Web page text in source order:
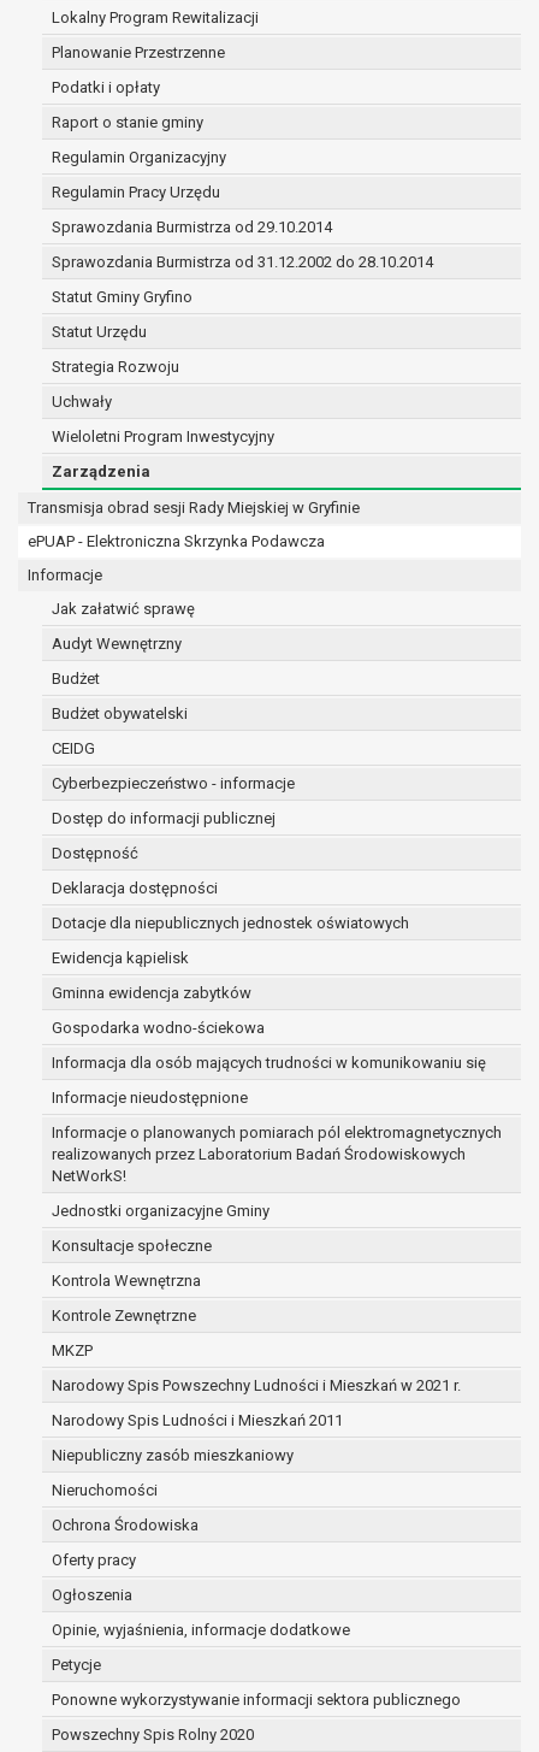
Lokalny Program Rewitalizacji
Planowanie Przestrzenne
Podatki i opłaty
Raport o stanie gminy
Regulamin Organizacyjny
Regulamin Pracy Urzędu
Sprawozdania Burmistrza od 29.10.2014
Sprawozdania Burmistrza od 31.12.2002 do 28.10.2014
Statut Gminy Gryfino
Statut Urzędu
Strategia Rozwoju
Uchwały
Wieloletni Program Inwestycyjny
Zarządzenia
Transmisja obrad sesji Rady Miejskiej w Gryfinie
ePUAP - Elektroniczna Skrzynka Podawcza
Informacje
Jak załatwić sprawę
Audyt Wewnętrzny
Budżet
Budżet obywatelski
CEIDG
Cyberbezpieczeństwo - informacje
Dostęp do informacji publicznej
Dostępność
Deklaracja dostępności
Dotacje dla niepublicznych jednostek oświatowych
Ewidencja kąpielisk
Gminna ewidencja zabytków
Gospodarka wodno-ściekowa
Informacja dla osób mających trudności w komunikowaniu się
Informacje nieudostępnione
Informacje o planowanych pomiarach pól elektromagnetycznych
realizowanych przez Laboratorium Badań Środowiskowych
NetWorkS!
Jednostki organizacyjne Gminy
Konsultacje społeczne
Kontrola Wewnętrzna
Kontrole Zewnętrzne
MKZP
Narodowy Spis Powszechny Ludności i Mieszkań w 2021 r.
Narodowy Spis Ludności i Mieszkań 2011
Niepubliczny zasób mieszkaniowy
Nieruchomości
Ochrona Środowiska
Oferty pracy
Ogłoszenia
Opinie, wyjaśnienia, informacje dodatkowe
Petycje
Ponowne wykorzystywanie informacji sektora publicznego
Powszechny Spis Rolny 2020
(merytorycznych), a także obowiązków i
zadań zleconych przez instytucje
nadrzędne wobec Gminy;
zawarcia i realizacji umów;
ochrony żywotnych interesów osoby, której
wykonania zadania realizowanego w
interesie publicznym lub w ramach
sprawowania władzy publicznej
powierzonej administratorowi;
w pozostałych przypadkach dane osobowe
przetwarzane są wyłącznie na podstawie
wcześniej udzielonej zgody w zakresie i celu
określonym w treści zgody.
W związku z przetwarzaniem danych w celu
wskazanym w pkt. 3, dane osobowe mogą być
udostępniane innym upoważnionym odbiorcom lub
kategoriom odbiorców danych osobowych.
Odbiorcami mogą być:
podmioty, które przetwarzają dane
osobowe w imieniu administratora na
osobowych;
podmioty upoważnione do odbioru danych
przepisów prawa.
Pani/Pana dane osobowe będą przetwarzane
przez okres niezbędny do realizacji celu dla jakiego
zostały zebrane oraz zgodnie z terminami
archiwizacji określonymi przez przepisy prawa
powszechnie obowiązującego.
W przypadku, gdy dane osobowe przetwarzane są
na podstawie zgody osoby, której dane dotyczą
przetwarzanie odbywa się do czasu wycofania tej
zgody.
W przypadku, gdy dane osobowe przetwarzane są
w celu zawarcia i realizacji umowy przetwarzanie
odbywa się przez okres niezbędny do realizacji
zawartej umowy, a po tym czasie w zakresie
wymaganym przez przepisy prawa lub dla
zabezpieczenia ewentualnych roszczeń, a w
przypadku wyrażenia zgody na przetwarzanie
danych po zakończeniu i rozliczeniu umowy, do
czasu wycofania tej zgody.
Ponadto w przypadku umów o dofinansowanie
dane osobowe od momentu pozyskania
przechowywane są przez okres wynikający z
umowy o dofinansowanie zawartej między
beneficjentem a określoną instytucją, trwałości
danego projektu i konieczności zachowania
dokumentacji projektu do celów kontrolnych.
W związku z przetwarzaniem przez
administratora danych osobowych przysługuje
Pani/Panu:
prawo dostępu do treści danych oraz
otrzymywania ich kopii na podstawie art. 15
RODO;
podstawie art. 16 RODO,
dane są nieprawidłowe lub
prawo do żądania usunięcia danych
osobowych (tzw. prawo do bycia
zapomnianym) na podstawie art. 17 RODO,